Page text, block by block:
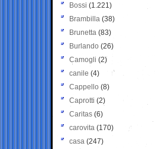
Bossi (1.221)
Brambilla (38)
Brunetta (83)
Burlando (26)
Camogli (2)
canile (4)
Cappello (8)
Caprotti (2)
Caritas (6)
carovita (170)
casa (247)